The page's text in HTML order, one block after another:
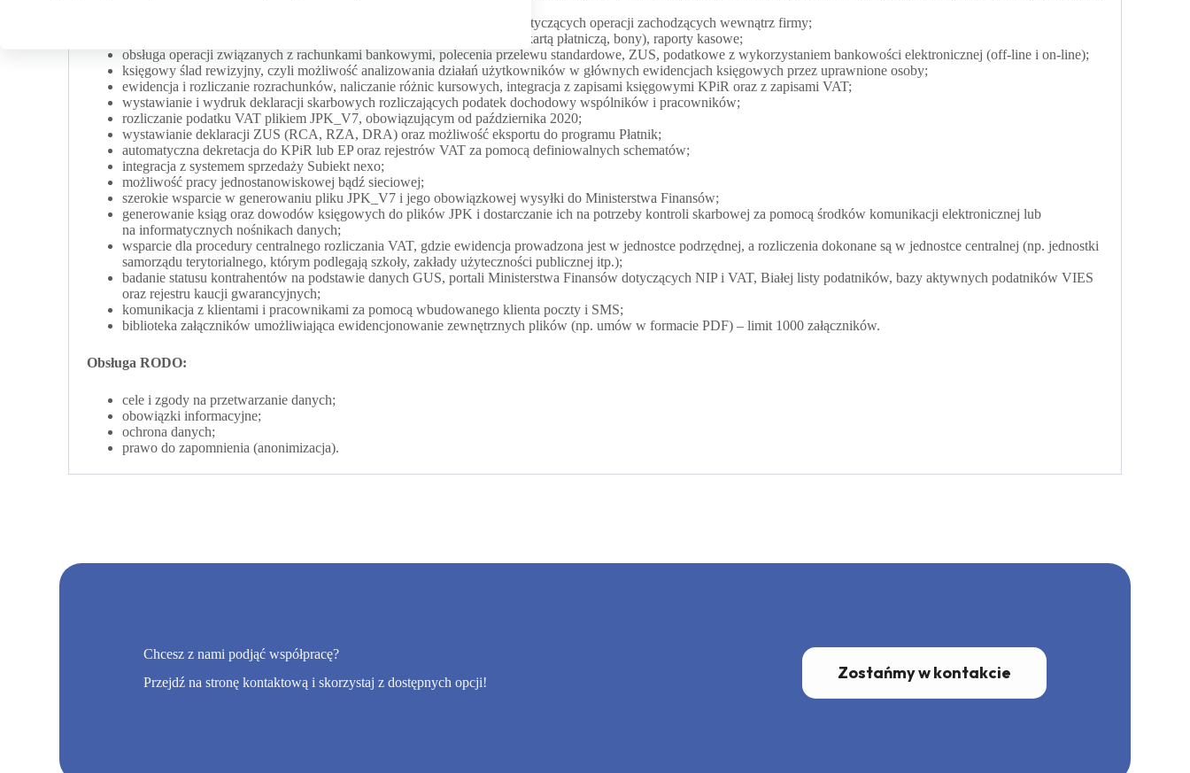
obsługa dowodów wewnętrznych – dokumentów własnych podmiotu dotyczących operacji zachodzących wewnątrz firmy;
obsługa operacji kasowych gotówkowych i bezgotówkowych (płatność kartą płatniczą, bony), raporty kasowe;
obsługa operacji związanych z rachunkami bankowymi, polecenia przelewu standardowe, ZUS, podatkowe z wykorzystaniem bankowości elektronicznej (off-line i on-line);
księgowy ślad rewizyjny, czyli możliwość analizowania działań użytkowników w głównych ewidencjach księgowych przez uprawnione osoby;
ewidencja i rozliczanie rozrachunków, naliczanie różnic kursowych, integracja z zapisami księgowymi KPiR oraz z zapisami VAT;
wystawianie i wydruk deklaracji skarbowych rozliczających podatek dochodowy wspólników i pracowników;
rozliczanie podatku VAT plikiem JPK_V7, obowiązującym od października 2020;
wystawianie deklaracji ZUS (RCA, RZA, DRA) oraz możliwość eksportu do programu Płatnik;
automatyczna dekretacja do KPiR lub EP oraz rejestrów VAT za pomocą definiowalnych schematów;
integracja z systemem sprzedaży Subiekt nexo;
możliwość pracy jednostanowiskowej bądź sieciowej;
szerokie wsparcie w generowaniu pliku JPK_V7 i jego obowiązkowej wysyłki do Ministerstwa Finansów;
generowanie ksiąg oraz dowodów księgowych do plików JPK i dostarczanie ich na potrzeby kontroli skarbowej za pomocą środków komunikacji elektronicznej lub
na informatycznych nośnikach danych;
wsparcie dla procedury centralnego rozliczania VAT, gdzie ewidencja prowadzona jest w jednostce podrzędnej, a rozliczenia dokonane są w jednostce centralnej (np. jednostki
samorządu terytorialnego, którym podlegają szkoły, zakłady użyteczności publicznej itp.);
badanie statusu kontrahentów na podstawie danych GUS, portali Ministerstwa Finansów dotyczących NIP i VAT, Białej listy podatników, bazy aktywnych podatników VIES
oraz rejestru kaucji gwarancyjnych;
komunikacja z klientami i pracownikami za pomocą wbudowanego klienta poczty i SMS;
biblioteka załączników umożliwiająca ewidencjonowanie zewnętrznych plików (np. umów w formacie PDF) – limit 1000 załączników.
Obsługa RODO:
cele i zgody na przetwarzanie danych;
obowiązki informacyjne;
ochrona danych;
prawo do zapomnienia (anonimizacja).
Chcesz z nami podjąć współpracę?
Przejdź na stronę kontaktową i skorzystaj z dostępnych opcji!
Zostańmy w kontakcie